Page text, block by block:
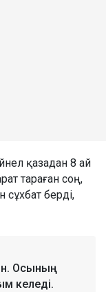
қазадан 8 ай
тараған соң,
сұхбат берді,
Осының
келеді.